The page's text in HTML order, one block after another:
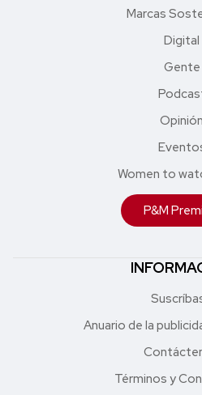
Marcas
Digital
Gente
Opinión
Women to
P&M
Anuario de la
Términos y